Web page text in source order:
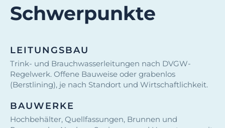
Schwerpunkte
LEITUNGSBAU
Trink- und Brauchwasserleitungen nach DVGW-
Regelwerk. Offene Bauweise oder grabenlos
(Berstlining), je nach Standort und Wirtschaftlichkeit.
BAUWERKE
Hochbehälter, Quellfassungen, Brunnen und